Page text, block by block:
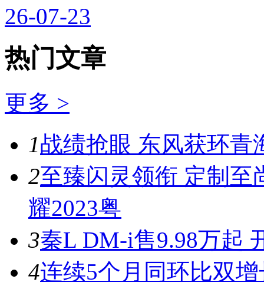
26-07-23
热门文章
更多 >
1战绩抢眼 东风获环青
2至臻闪灵领衔 定制至
耀2023粤
3秦L DM-i售9.98万起
4连续5个月同环比双